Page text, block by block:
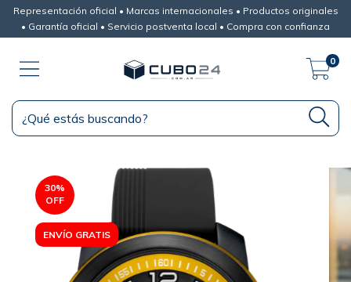
Representación oficial • Marcas internacionales • Productos originales
• Garantía oficial • Servicio postventa local • Compra con confianza
0
30%
OFF
ENVÍO GRATIS